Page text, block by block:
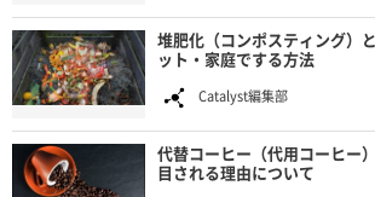
堆肥化（コンポスティング）
ット・家庭でする方法
Catalyst編集部
代替コーヒー（代用コーヒー
目される理由について